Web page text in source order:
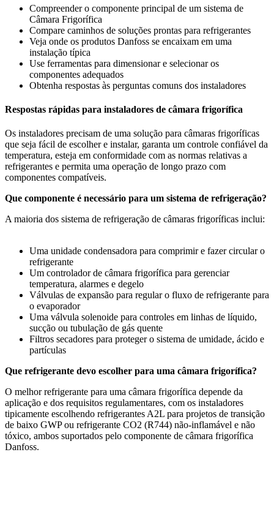
Compreender o componente principal de um sistema de
Câmara Frigorífica
Compare caminhos de soluções prontas para refrigerantes
Veja onde os produtos Danfoss se encaixam em uma
instalação típica
Use ferramentas para dimensionar e selecionar os
componentes adequados
Obtenha respostas às perguntas comuns dos instaladores
Respostas rápidas para instaladores de câmara frigorífica
Os instaladores precisam de uma solução para câmaras frigoríficas
que seja fácil de escolher e instalar, garanta um controle confiável da
temperatura, esteja em conformidade com as normas relativas a
refrigerantes e permita uma operação de longo prazo com
componentes compatíveis.
Que componente é necessário para um sistema de refrigeração?
A maioria dos sistema de refrigeração de câmaras frigoríficas inclui:
Uma unidade condensadora para comprimir e fazer circular o
refrigerante
Um controlador de câmara frigorífica para gerenciar
temperatura, alarmes e degelo
Válvulas de expansão para regular o fluxo de refrigerante para
o evaporador
Uma válvula solenoide para controles em linhas de líquido,
sucção ou tubulação de gás quente
Filtros secadores para proteger o sistema de umidade, ácido e
partículas
Que refrigerante devo escolher para uma câmara frigorífica?
O melhor refrigerante para uma câmara frigorífica depende da
aplicação e dos requisitos regulamentares, com os instaladores
tipicamente escolhendo refrigerantes A2L para projetos de transição
de baixo GWP ou refrigerante CO2 (R744) não-inflamável e não
tóxico, ambos suportados pelo componente de câmara frigorífica
Danfoss.